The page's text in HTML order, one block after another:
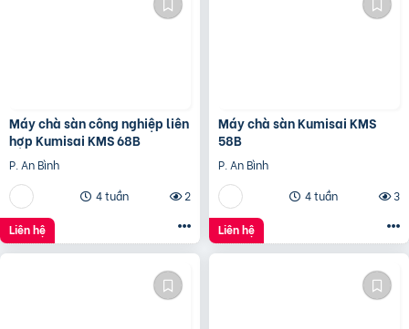
Máy chà sàn công nghiệp liên
hợp Kumisai KMS 68B
P. An Bình
4 tuần
2
Liên hệ
Máy chà sàn Kumisai KMS
58B
P. An Bình
4 tuần
3
Liên hệ